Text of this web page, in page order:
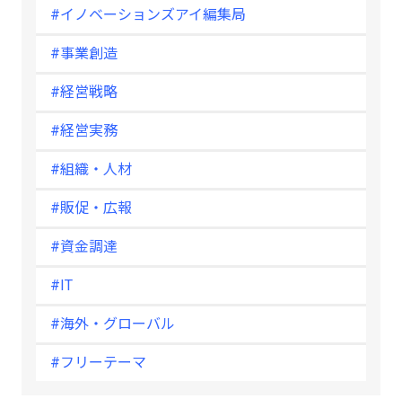
#イノベーションズアイ編集局
#事業創造
#経営戦略
#経営実務
#組織・人材
#販促・広報
#資金調達
#IT
#海外・グローバル
#フリーテーマ